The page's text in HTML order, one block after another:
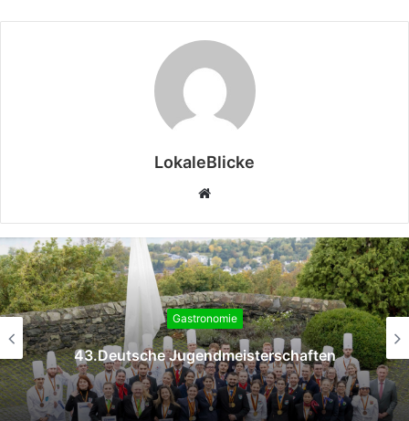
LokaleBlicke
Webseite
Gastronomie
43.Deutsche Jugendmeisterschaften